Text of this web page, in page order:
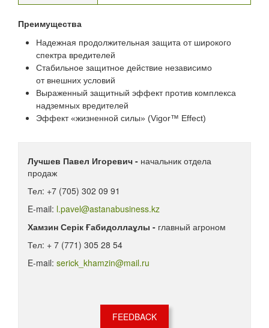
Преимущества
Надежная продолжительная защита от широкого
спектра вредителей
Стабильное защитное действие независимо
от внешних условий
Выраженный защитный эффект против комплекса
надземных вредителей
Эффект «жизненной силы» (Vigor™ Еffect)
Лучшев Павел Игоревич - начальник отдела
продаж
Тел: +7 (705) 302 09 91
E-mail: l.pavel@astanabusiness.kz
Хамзин Серік Ғабидоллаұлы - главный агроном
Тел: + 7 (771) 305 28 54
E-mail: serick_khamzin@mail.ru
FEEDBACK